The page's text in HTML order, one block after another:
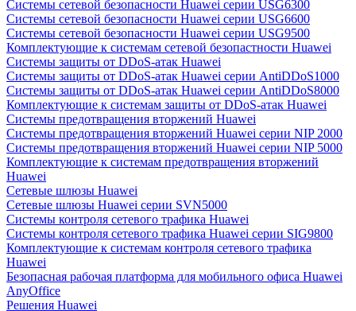
Системы сетевой безопасности Huawei серии USG6300
Системы сетевой безопасности Huawei серии USG6600
Системы сетевой безопасности Huawei серии USG9500
Комплектующие к системам сетевой безопастности Huawei
Системы защиты от DDoS-атак Huawei
Системы защиты от DDoS-атак Huawei серии AntiDDoS1000
Системы защиты от DDoS-атак Huawei серии AntiDDoS8000
Комплектующие к системам защиты от DDoS-атак Huawei
Системы предотвращения вторжений Huawei
Системы предотвращения вторжений Huawei серии NIP 2000
Системы предотвращения вторжений Huawei серии NIP 5000
Комплектующие к системам предотвращения вторжений
Huawei
Сетевые шлюзы Huawei
Сетевые шлюзы Huawei серии SVN5000
Системы контроля сетевого трафика Huawei
Системы контроля сетевого трафика Huawei серии SIG9800
Комплектующие к системам контроля сетевого трафика
Huawei
Безопасная рабочая платформа для мобильного офиса Huawei
AnyOffice
Решения Huawei